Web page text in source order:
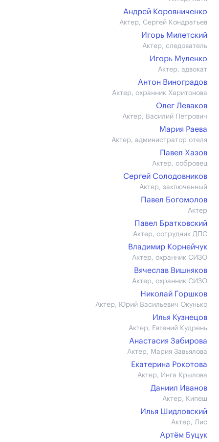
Андрей Коровниченко
Актер, Сергей Кондратьев
Игорь Милетский
Актер, следователь
Игорь Муленко
Актер, адвокат
Антон Виноградов
Актер, охранник Харитонова
Олег Леваков
Актер, Василий Петрович
Мария Раева
Актер, администратор отеля
Павел Хазов
Актер, собровец
Сергей Солодовников
Актер, заключенный
Павел Богомолов
Актер
Павел Братковский
Актер, сотрудник ДПС
Владимир Корнейчук
Актер, охранник СИЗО
Вячеслав Вишняков
Актер, охранник СИЗО
Николай Горшков
Актер, Юрий Васильевич Окунько
Илья Кузнецов
Актер, Евгений Кудрень
Анастасия Забирова
Актер, Мария Завьялова
Екатерина Рокотова
Актер, Инга Крылова
Даниил Иванов
Актер, Кипеш
Илья Шидловский
Актер, Лис
Артём Буцук